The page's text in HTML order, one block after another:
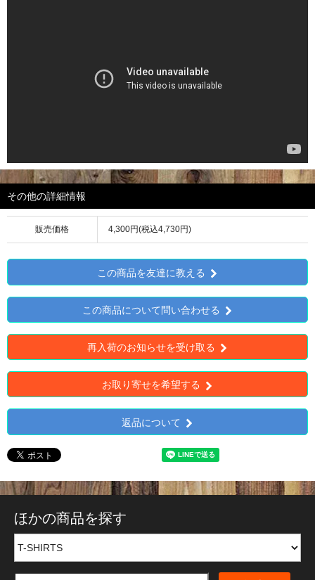
その他の詳細情報
販売価格 4,300円(税込4,730円)
この商品を友達に教える
この商品について問い合わせる
再入荷のお知らせを受け取る
お取り寄せを希望する
返品について
ほかの商品を探す